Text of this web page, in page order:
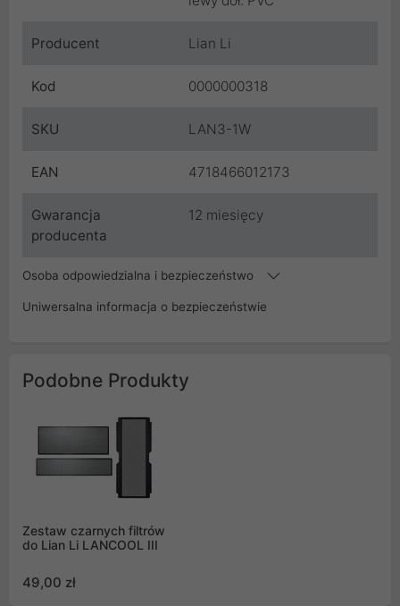
Producent Lian Li
Kod 0000000318
SKU LAN3-1W
EAN 4718466012173
Gwarancja
producenta
12 miesięcy
Osoba odpowiedzialna i bezpieczeństwo
Uniwersalna informacja o bezpieczeństwie
Podobne Produkty
Zestaw czarnych filtrów
do Lian Li LANCOOL III
49,00 zł